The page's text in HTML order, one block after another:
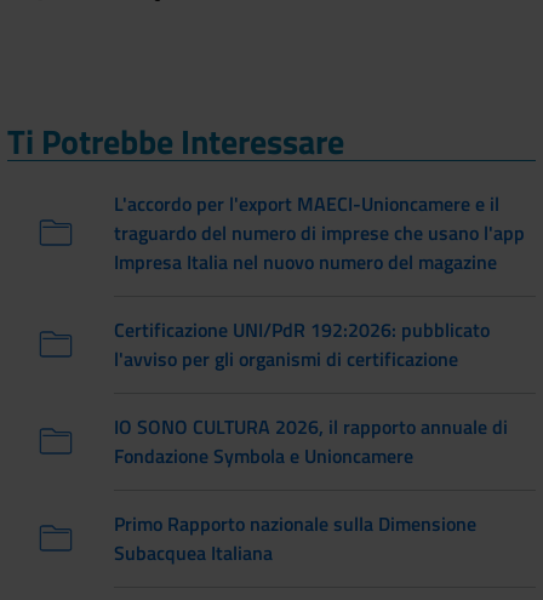
Ti Potrebbe Interessare
L'accordo per l'export MAECI-Unioncamere e il
traguardo del numero di imprese che usano l'app
Impresa Italia nel nuovo numero del magazine
Certificazione UNI/PdR 192:2026: pubblicato
l'avviso per gli organismi di certificazione
IO SONO CULTURA 2026, il rapporto annuale di
Fondazione Symbola e Unioncamere
Primo Rapporto nazionale sulla Dimensione
Subacquea Italiana